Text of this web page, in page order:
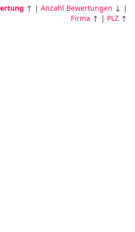
↑ | Anzahl Bewertungen ↓ |
Firma ↑ | PLZ ↑